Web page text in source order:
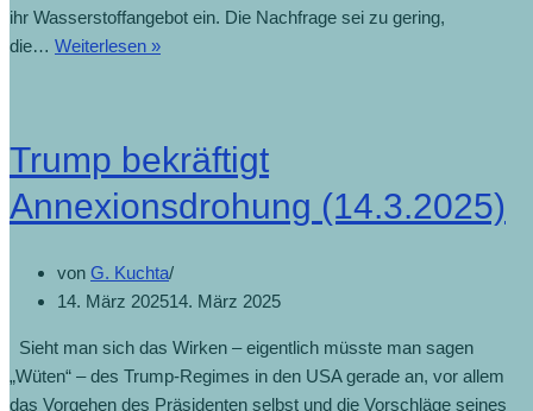
ihr Wasserstoffangebot ein. Die Nachfrage sei zu gering,
die… Weiterlesen »OMV
(23.4.2025)
Trump bekräftigt
Annexionsdrohung (14.3.2025)
von G. Kuchta
14. März 202514. März 2025
Sieht man sich das Wirken – eigentlich müsste man sagen
„Wüten“ – des Trump-Regimes in den USA gerade an, vor allem
das Vorgehen des Präsidenten selbst und die Vorschläge seines